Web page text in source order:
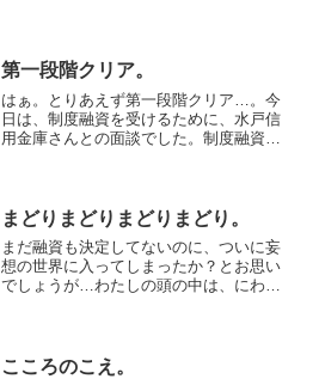
コボコになる。へこんだ...
第一段階クリア。
はぁ。とりあえず第一段階クリア…。今
日は、制度融資を受けるために、水戸信
用金庫さんとの面談でした。制度融資の
理解だと多分そう。）つ...
まどりまどりまどりまどり。
まだ融資も決定してないのに、ついに妄
想の世界に入ってしまったか？とお思い
でしょうが…わたしの頭の中は、にわか
ら臨みたいので、そのため...
こころのこえ。